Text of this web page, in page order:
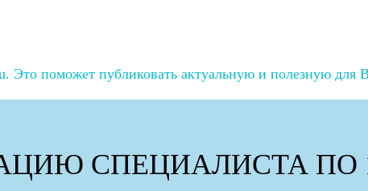
поможет публиковать актуальную и полезную для
СПЕЦИАЛИСТА ПО